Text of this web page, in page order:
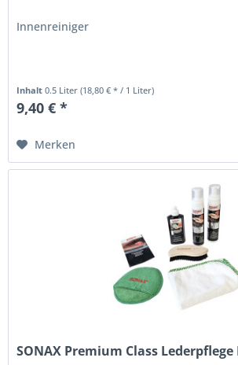
Innenreiniger
Inhalt0.5 Liter(18,80 € * / 1 Liter)
9,40 € *
Merken
SONAX Premium Class